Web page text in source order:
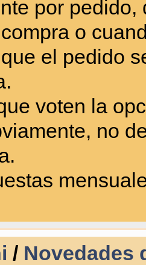
por
o
el pedido
voten la
no
/ Novedades